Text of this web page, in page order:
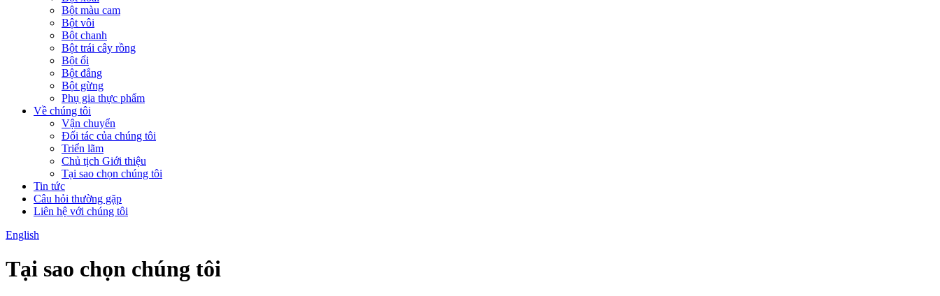
Bột màu cam
Bột vôi
Bột chanh
Bột trái cây rồng
Bột ổi
Bột đắng
Bột gừng
Phụ gia thực phẩm
Về chúng tôi
Vận chuyển
Đối tác của chúng tôi
Triển lãm
Chủ tịch Giới thiệu
Tại sao chọn chúng tôi
Tin tức
Câu hỏi thường gặp
Liên hệ với chúng tôi
English
Tại sao chọn chúng tôi